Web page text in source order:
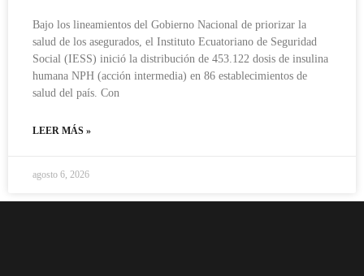
Bajo los lineamientos del Gobierno Nacional de priorizar la
salud de los asegurados, el Instituto Ecuatoriano de Seguridad
Social (IESS) inició la distribución de 453.122 dosis de insulina
humana NPH (acción intermedia) en 86 establecimientos de
salud del país. Con
LEER MÁS »
agosto 6, 2026